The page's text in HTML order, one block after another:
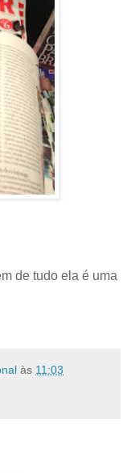
de tudo ela é uma
às 11:03